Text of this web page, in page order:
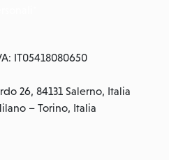
IT05418080650
26, 84131 Salerno, Italia
– Torino, Italia